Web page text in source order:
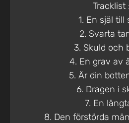
Tracklist :
1. En själ till
2. Svarta
3. Skuld och
4. En grav av
5. Är din
6. Dragen i
7. En
8. Den förstörda